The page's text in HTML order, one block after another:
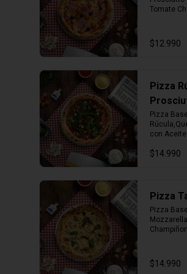
Tomate
$12.990
Pizza
Pizza
con
$14.990
Pizza
Pizza
Mozzarella
$14.990